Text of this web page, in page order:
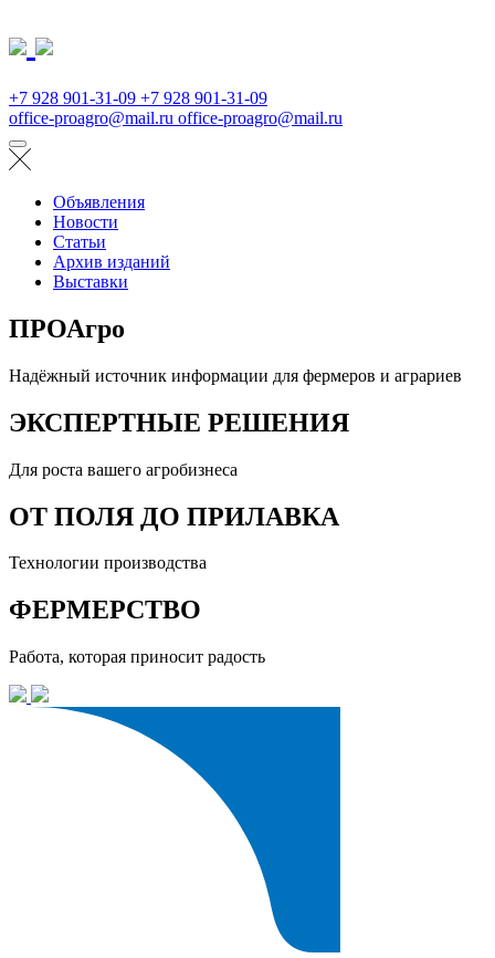
+7 928 901-31-09 +7 928 901-31-09
office-proagro@mail.ru office-proagro@mail.ru
Объявления
Новости
Статьи
Архив изданий
Выставки
ПРОАгро
Надёжный источник информации для фермеров и аграриев
ЭКСПЕРТНЫЕ РЕШЕНИЯ
Для роста вашего агробизнеса
ОТ ПОЛЯ ДО ПРИЛАВКА
Технологии производства
ФЕРМЕРСТВО
Работа, которая приносит радость